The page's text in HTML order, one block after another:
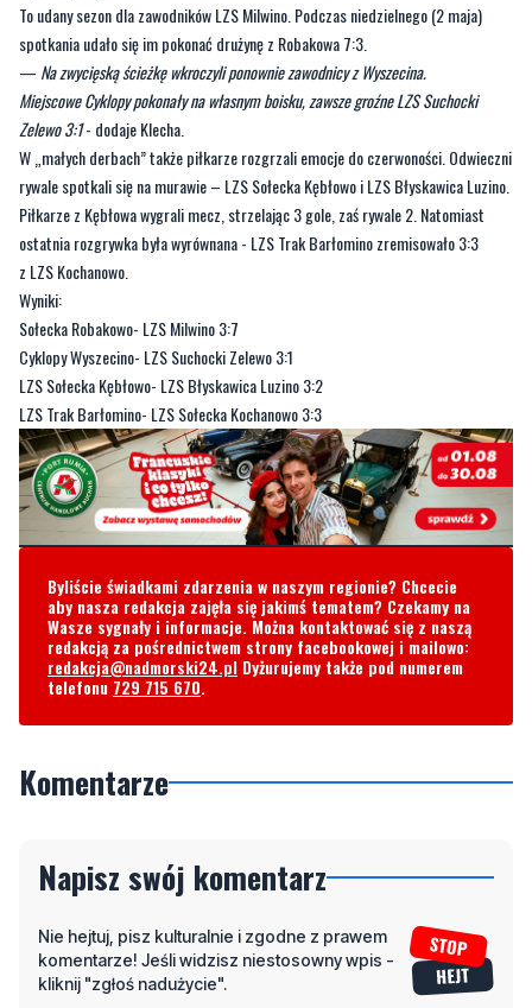
To udany sezon dla zawodników LZS Milwino. Podczas niedzielnego (2 maja)
spotkania udało się im pokonać drużynę z Robakowa 7:3.
— Na zwycięską ścieżkę wkroczyli ponownie zawodnicy z Wyszecina.
Miejscowe Cyklopy pokonały na własnym boisku, zawsze groźne LZS Suchocki
Zelewo 3:1- dodaje Klecha.
W „małych derbach” także piłkarze rozgrzali emocje do czerwoności. Odwieczni
rywale spotkali się na murawie – LZS Sołecka Kębłowo i LZS Błyskawica Luzino.
Piłkarze z Kębłowa wygrali mecz, strzelając 3 gole, zaś rywale 2. Natomiast
ostatnia rozgrywka była wyrównana - LZS Trak Barłomino zremisowało 3:3
z LZS Kochanowo.
Wyniki:
Sołecka Robakowo- LZS Milwino 3:7
Cyklopy Wyszecino- LZS Suchocki Zelewo 3:1
LZS Sołecka Kębłowo- LZS Błyskawica Luzino 3:2
LZS Trak Barłomino- LZS Sołecka Kochanowo 3:3
Byliście świadkami zdarzenia w naszym regionie? Chcecie
aby nasza redakcja zajęła się jakimś tematem? Czekamy na
Wasze sygnały i informacje. Można kontaktować się z naszą
redakcją za pośrednictwem strony facebookowej i mailowo:
redakcja@nadmorski24.pl Dyżurujemy także pod numerem
telefonu 729 715 670.
Komentarze
Napisz swój komentarz
Nie hejtuj, pisz kulturalnie i zgodne z prawem
komentarze! Jeśli widzisz niestosowny wpis -
kliknij "zgłoś nadużycie".